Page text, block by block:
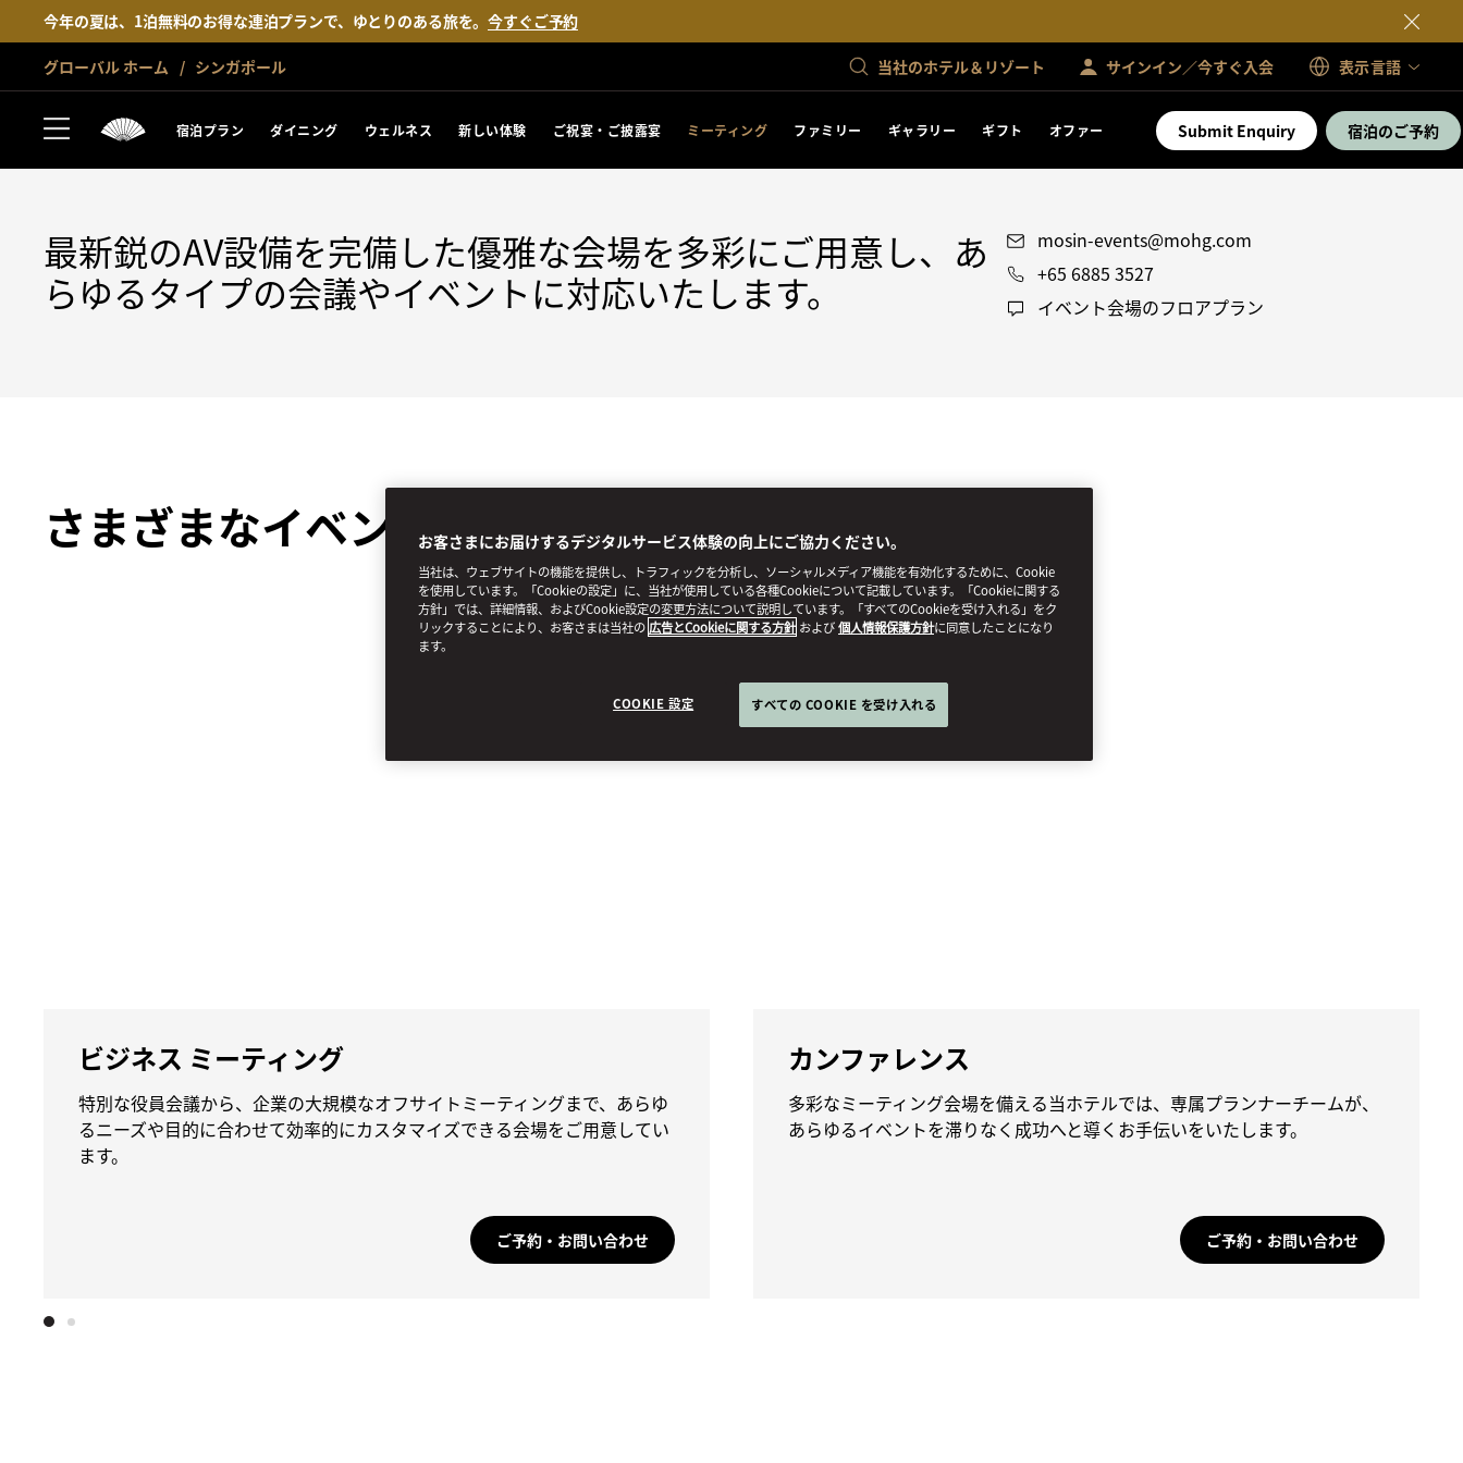
今年の夏は、1泊無料のお得な連泊プランで、ゆとりのある旅を。今すぐご予約
グローバル ホーム シンガポール 当社のホテル＆リゾート サインイン／今すぐ入会 表示言語
宿泊プラン ダイニング ウェルネス 新しい体験 ご祝宴・ご披露宴 ミーティング ファミリー ギャラリー ギフト オファー Submit Enquiry 宿泊のご予約
シンガポール
ミーティング
最新鋭のAV設備を完備した優雅な会場を多彩にご用意し、あ
らゆるタイプの会議やイベントに対応いたします。
mosin-events@mohg.com
+65 6885 3527
イベント会場のフロアプラン
さまざまなイベント
ビジネス ミーティング
特別な役員会議から、企業の大規模なオフサイトミーティングまで、あらゆ
るニーズや目的に合わせて効率的にカスタマイズできる会場をご用意してい
ます。
ご予約・お問い合わせ
カンファレンス
多彩なミーティング会場を備える当ホテルでは、専属プランナーチームが、
あらゆるイベントを滞りなく成功へと導くお手伝いをいたします。
ご予約・お問い合わせ
お客さまにお届けするデジタルサービス体験の向上にご協力ください。
当社は、ウェブサイトの機能を提供し、トラフィックを分析し、ソーシャルメディア機能を有効化するために、Cookie
を使用しています。「Cookieの設定」に、当社が使用している各種Cookieについて記載しています。「Cookieに関する
方針」では、詳細情報、およびCookie設定の変更方法について説明しています。「すべてのCookieを受け入れる」をク
リックすることにより、お客さまは当社の 広告とCookieに関する方針 および個人情報保護方針に同意したことになり
ます。
COOKIE 設定 すべての COOKIE を受け入れる